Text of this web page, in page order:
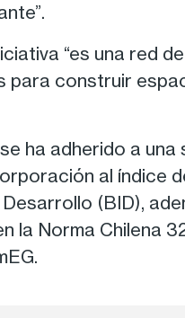
“es una red
para construir
ha adherido a una
al índice
(BID),
la Norma Chilena